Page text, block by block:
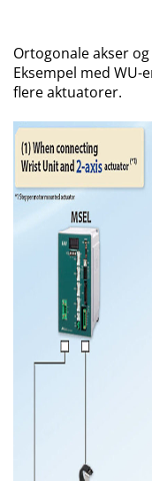
Ortogonale akser
Eksempel med WU-
flere aktuatorer.